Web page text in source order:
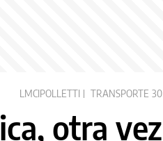
LMCIPOLLETTI TRANSPORTE
otra